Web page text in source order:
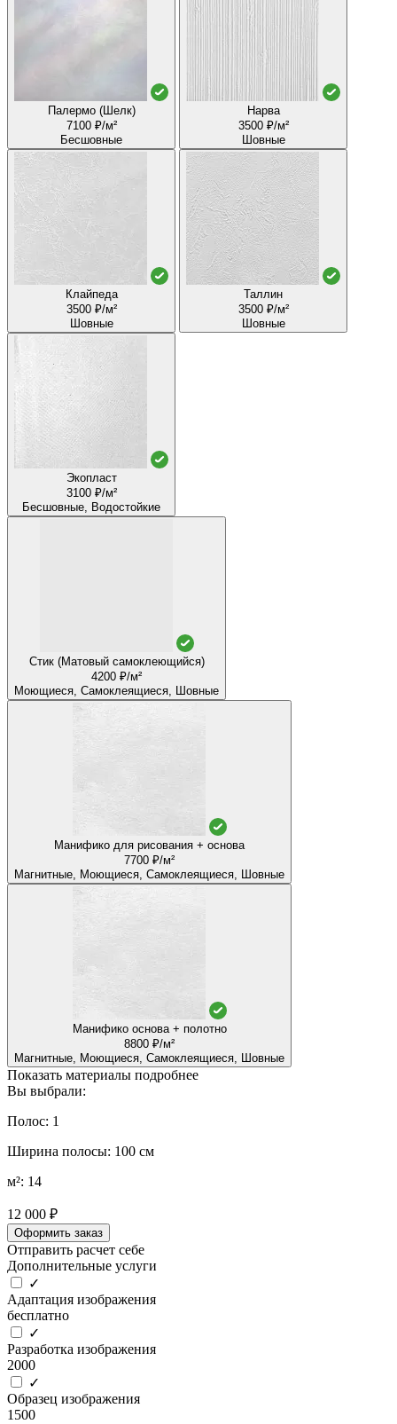
Палермо (Шелк)
7100 ₽/м²
Бесшовные
Нарва
3500 ₽/м²
Шовные
Клайпеда
3500 ₽/м²
Шовные
Таллин
3500 ₽/м²
Шовные
Экопласт
3100 ₽/м²
Бесшовные, Водостойкие
Стик (Матовый самоклеющийся)
4200 ₽/м²
Моющиеся, Самоклеящиеся, Шовные
Манифико для рисования + основа
7700 ₽/м²
Магнитные, Моющиеся, Самоклеящиеся, Шовные
Манифико основа + полотно
8800 ₽/м²
Магнитные, Моющиеся, Самоклеящиеся, Шовные
Показать материалы подробнее
Вы выбрали:
Полос: 1
Ширина полосы: 100 см
м²: 14
12 000 ₽
Оформить заказ
Отправить расчет себе
Дополнительные услуги
✓
Адаптация изображения
бесплатно
✓
Разработка изображения
2000
✓
Образец изображения
1500